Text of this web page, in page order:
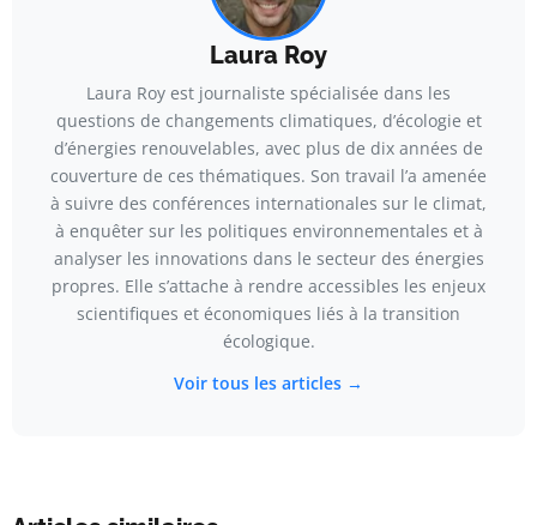
Laura Roy
Laura Roy est journaliste spécialisée dans les
questions de changements climatiques, d’écologie et
d’énergies renouvelables, avec plus de dix années de
couverture de ces thématiques. Son travail l’a amenée
à suivre des conférences internationales sur le climat,
à enquêter sur les politiques environnementales et à
analyser les innovations dans le secteur des énergies
propres. Elle s’attache à rendre accessibles les enjeux
scientifiques et économiques liés à la transition
écologique.
Voir tous les articles →